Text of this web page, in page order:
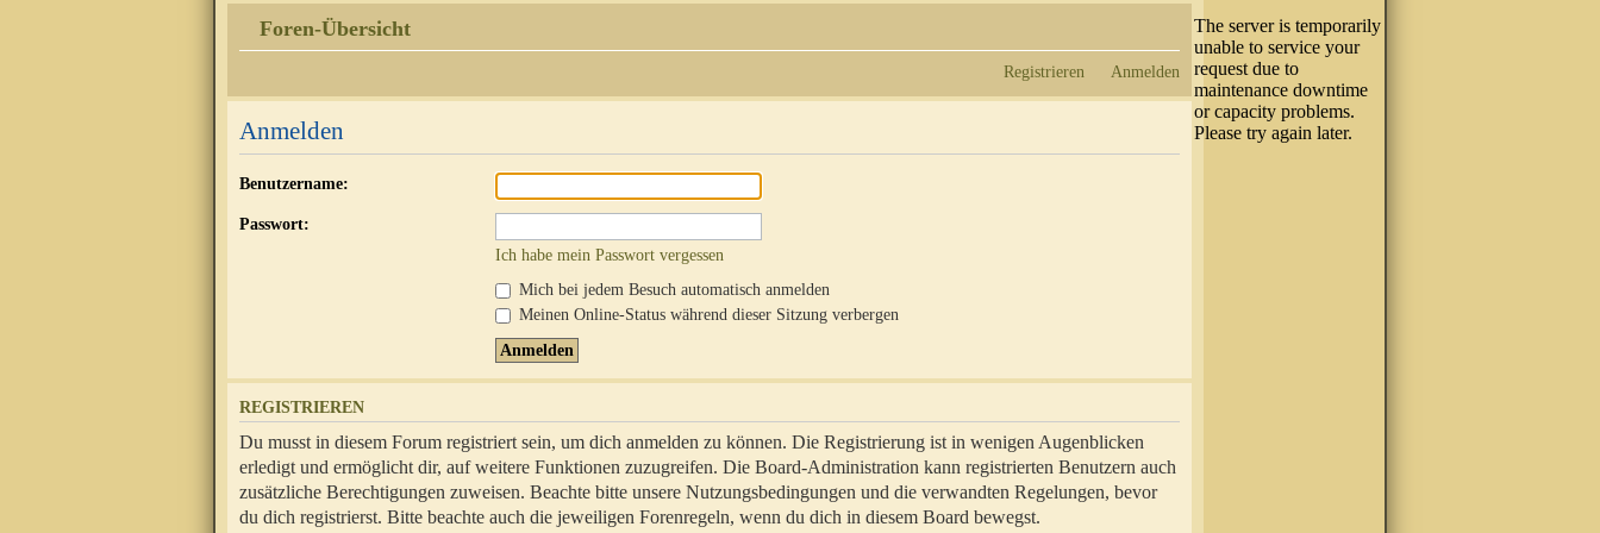
Foren-Übersicht
Registrieren Anmelden
Anmelden
Benutzername:
Passwort:
Ich habe mein Passwort vergessen
Mich bei jedem Besuch automatisch anmelden
Meinen Online-Status während dieser Sitzung verbergen
REGISTRIEREN
Du musst in diesem Forum registriert sein, um dich anmelden zu können. Die Registrierung ist in wenigen Augenblicken
erledigt und ermöglicht dir, auf weitere Funktionen zuzugreifen. Die Board-Administration kann registrierten Benutzern auch
zusätzliche Berechtigungen zuweisen. Beachte bitte unsere Nutzungsbedingungen und die verwandten Regelungen, bevor
du dich registrierst. Bitte beachte auch die jeweiligen Forenregeln, wenn du dich in diesem Board bewegst.